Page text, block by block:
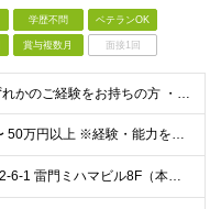
学歴不問 ベテランOK
賞与複数月 面接1回
＜必須＞ 以下いずれかのご経験をお持ちの方 ・C／C++／Java／C#などでのシステム開発経験 ・サーバ／ネットワークの構築・運用保守のご経験 ※「多重下請けで上流に関われない」「1人常駐が続いてい
月給30万円以上 〜 50万円以上 ※経験・能力を考慮のうえ、当社規定により優遇します。 ※年俸制（月給として支給）。 ※想定年収400万〜700万円。 【給与体系】 ・昇給：適宜（前年度実績：社員
東京都台東区雷門2-6-1 雷門ミハマビル8F（本社） および東京23区内のプロジェクト先 ※常駐先（東京23区内）が変わることはありますが、転勤はありません。 ※社員の約7割が週2〜3日リモート勤